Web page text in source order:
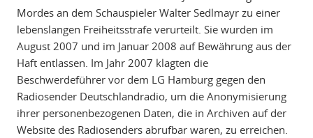
Mordes an dem Schauspieler Walter Sedlmayr zu einer
lebenslangen Freiheitsstrafe verurteilt. Sie wurden im
August 2007 und im Januar 2008 auf Bewährung aus der
Haft entlassen. Im Jahr 2007 klagten die
Beschwerdeführer vor dem LG Hamburg gegen den
Radiosender Deutschlandradio, um die Anonymisierung
ihrer personenbezogenen Daten, die in Archiven auf der
Website des Radiosenders abrufbar waren, zu erreichen.